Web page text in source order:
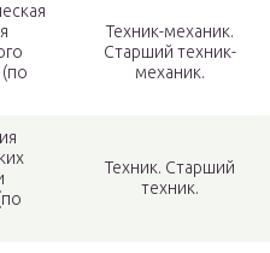
Техник-механик.
Старший техник-
механик.
Техник. Старший
техник.